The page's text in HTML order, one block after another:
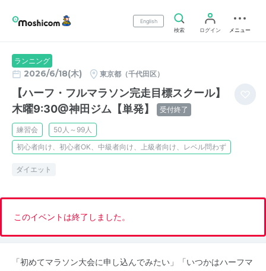
English
検索
ログイン メニュー
ランニング
2026/6/18(木) 東京都（千代田区）
【ハーフ・フルマラソン完走目標スクール】
木曜9:30@神田ジム【単発】
受付終了
練習会
50人～99人
初心者向け、初心者OK、中級者向け、上級者向け、レベル問わず
ダイエット
このイベントは終了しました。
「初めてマラソン大会に申し込んでみたい」「いつかはハーフマ